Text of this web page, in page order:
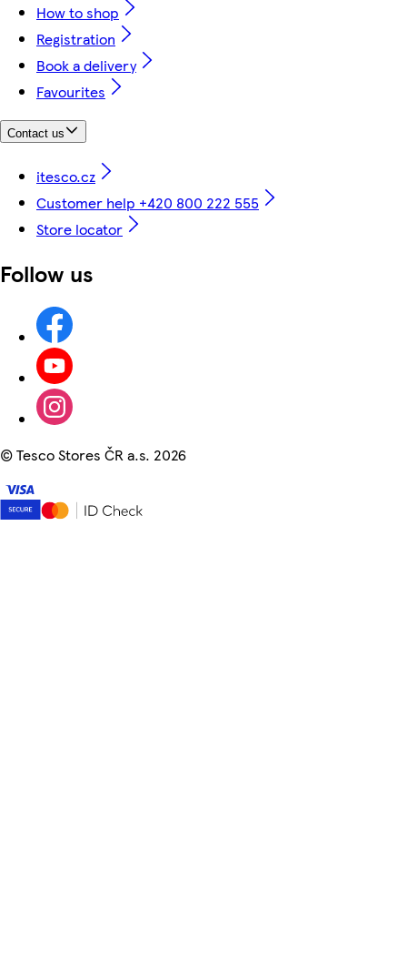
How to shop
Registration
Book a delivery
Favourites
Contact us
itesco.cz
Customer help +420 800 222 555
Store locator
Follow us
©Tesco Stores ČR a.s. 2026